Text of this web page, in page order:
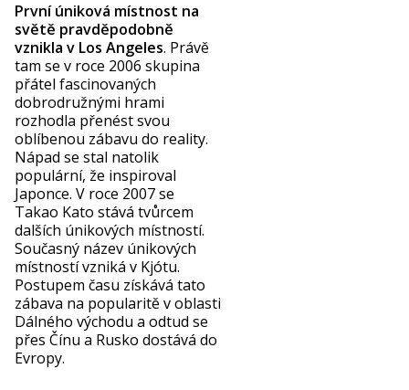
První úniková místnost na
světě pravděpodobně
vznikla v Los Angeles. Právě
tam se v roce 2006 skupina
přátel fascinovaných
dobrodružnými hrami
rozhodla přenést svou
oblíbenou zábavu do reality.
Nápad se stal natolik
populární, že inspiroval
Japonce. V roce 2007 se
Takao Kato stává tvůrcem
dalších únikových místností.
Současný název únikových
místností vzniká v Kjótu.
Postupem času získává tato
zábava na popularitě v oblasti
Dálného východu a odtud se
přes Čínu a Rusko dostává do
Evropy.